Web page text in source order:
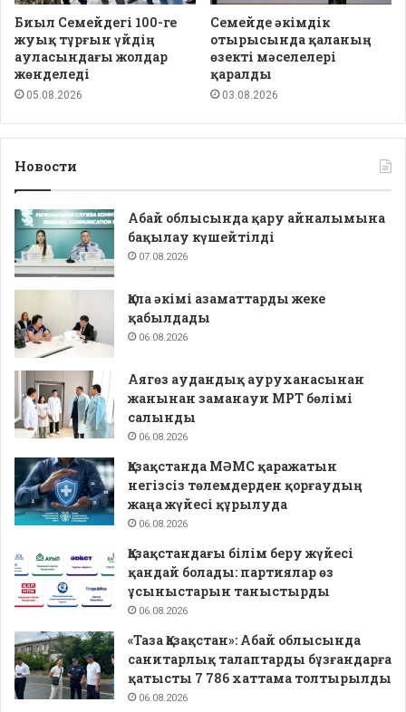
Биыл Семейдегі 100-ге
жуық тұрғын үйдің
ауласындағы жолдар
жөнделеді
05.08.2026
Семейде әкімдік
отырысында қаланың
өзекті мәселелері
қаралды
03.08.2026
Новости
Абай облысында қару айналымына
бақылау күшейтілді
07.08.2026
Қала әкімі азаматтарды жеке
қабылдады
06.08.2026
Аягөз аудандық ауруханасынан
жанынан заманауи МРТ бөлімі
салынды
06.08.2026
Қазақстанда МӘМС қаражатын
негізсіз төлемдерден қорғаудың
жаңа жүйесі құрылуда
06.08.2026
Қазақстандағы білім беру жүйесі
қандай болады: партиялар өз
ұсыныстарын таныстырды
06.08.2026
«Таза Қазақстан»: Абай облысында
санитарлық талаптарды бұзғандарға
қатысты 7 786 хаттама толтырылды
06.08.2026